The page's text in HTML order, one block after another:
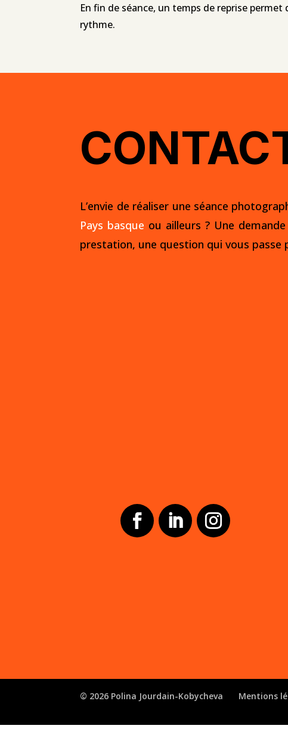
En fin de séance, un temps de reprise
rythme.
L’envie de réaliser une séance
Pays basque ou ailleurs ? Une
prestation, une question qui vous passe
© 2026 Polina Jourdain-Kobycheva Mentions